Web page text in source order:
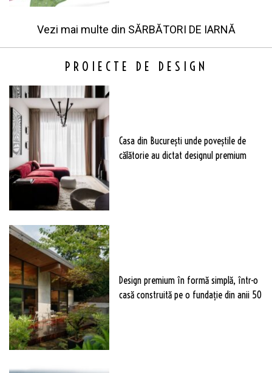
Vezi mai multe din SĂRBĂTORI DE IARNĂ
PROIECTE DE DESIGN
Casa din București unde poveștile de
călătorie au dictat designul premium
Design premium în formă simplă, într-o
casă construită pe o fundație din anii 50